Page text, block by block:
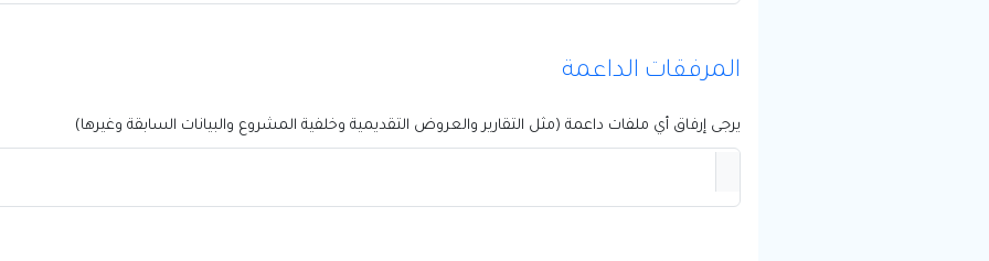
المرفقات الداعمة
يرجى إرفاق أي ملفات داعمة (مثل التقارير والعروض التقديمية وخلفية المشروع والبيانات السابقة وغيرها)